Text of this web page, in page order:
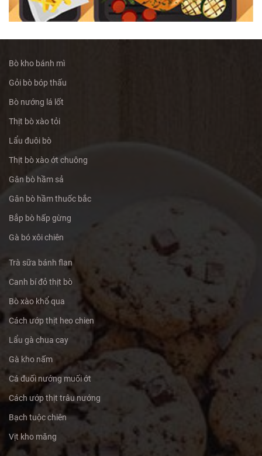
Bò kho bánh mì
Gỏi bò bóp thấu
Bò nướng lá lốt
Thịt bò xào tỏi
Lẩu đuôi bò
Thịt bò xào ớt chuông
Gân bò hầm sả
Gân bò hầm thuốc bắc
Bắp bò hấp gừng
Gà bó xôi chiên
Trà sữa bánh flan
Canh bí đỏ thịt bò
Bò xào khổ qua
Cách ướp thịt heo chien
Lẩu gà chua cay
Gà kho nấm
Cá đuối nướng muối ớt
Cách ướp thịt trâu nướng
Bạch tuộc chiên
Vịt kho măng